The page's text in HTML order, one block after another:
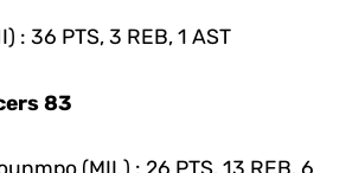
: 36 PTS, 3 REB, 1 AST
83
(MIL) : 26 PTS, 13 REB, 6